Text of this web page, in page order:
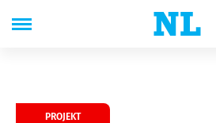
PROJEKT